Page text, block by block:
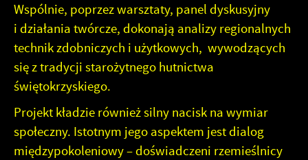
Wspólnie, poprzez warsztaty, panel dyskusyjny
i działania twórcze, dokonają analizy regionalnych
technik zdobniczych i użytkowych, wywodzących
się z tradycji starożytnego hutnictwa
świętokrzyskiego.
Projekt kładzie również silny nacisk na wymiar
społeczny. Istotnym jego aspektem jest dialog
międzypokoleniowy – doświadczeni rzemieślnicy